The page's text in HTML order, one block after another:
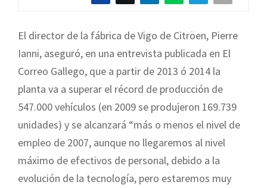
El director de la fábrica de Vigo de Citröen, Pierre
Ianni, aseguró, en una entrevista publicada en El
Correo Gallego, que a partir de 2013 ó 2014 la
planta va a superar el récord de producción de
547.000 vehículos (en 2009 se produjeron 169.739
unidades) y se alcanzará “más o menos el nivel de
empleo de 2007, aunque no llegaremos al nivel
máximo de efectivos de personal, debido a la
evolución de la tecnología, pero estaremos muy